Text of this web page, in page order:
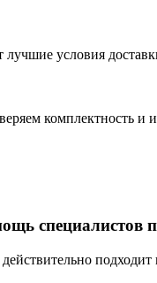
лучшие условия
комплектность и
специалистов